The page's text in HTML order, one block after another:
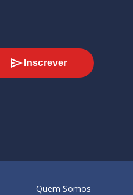
Inscrever
Quem Somos